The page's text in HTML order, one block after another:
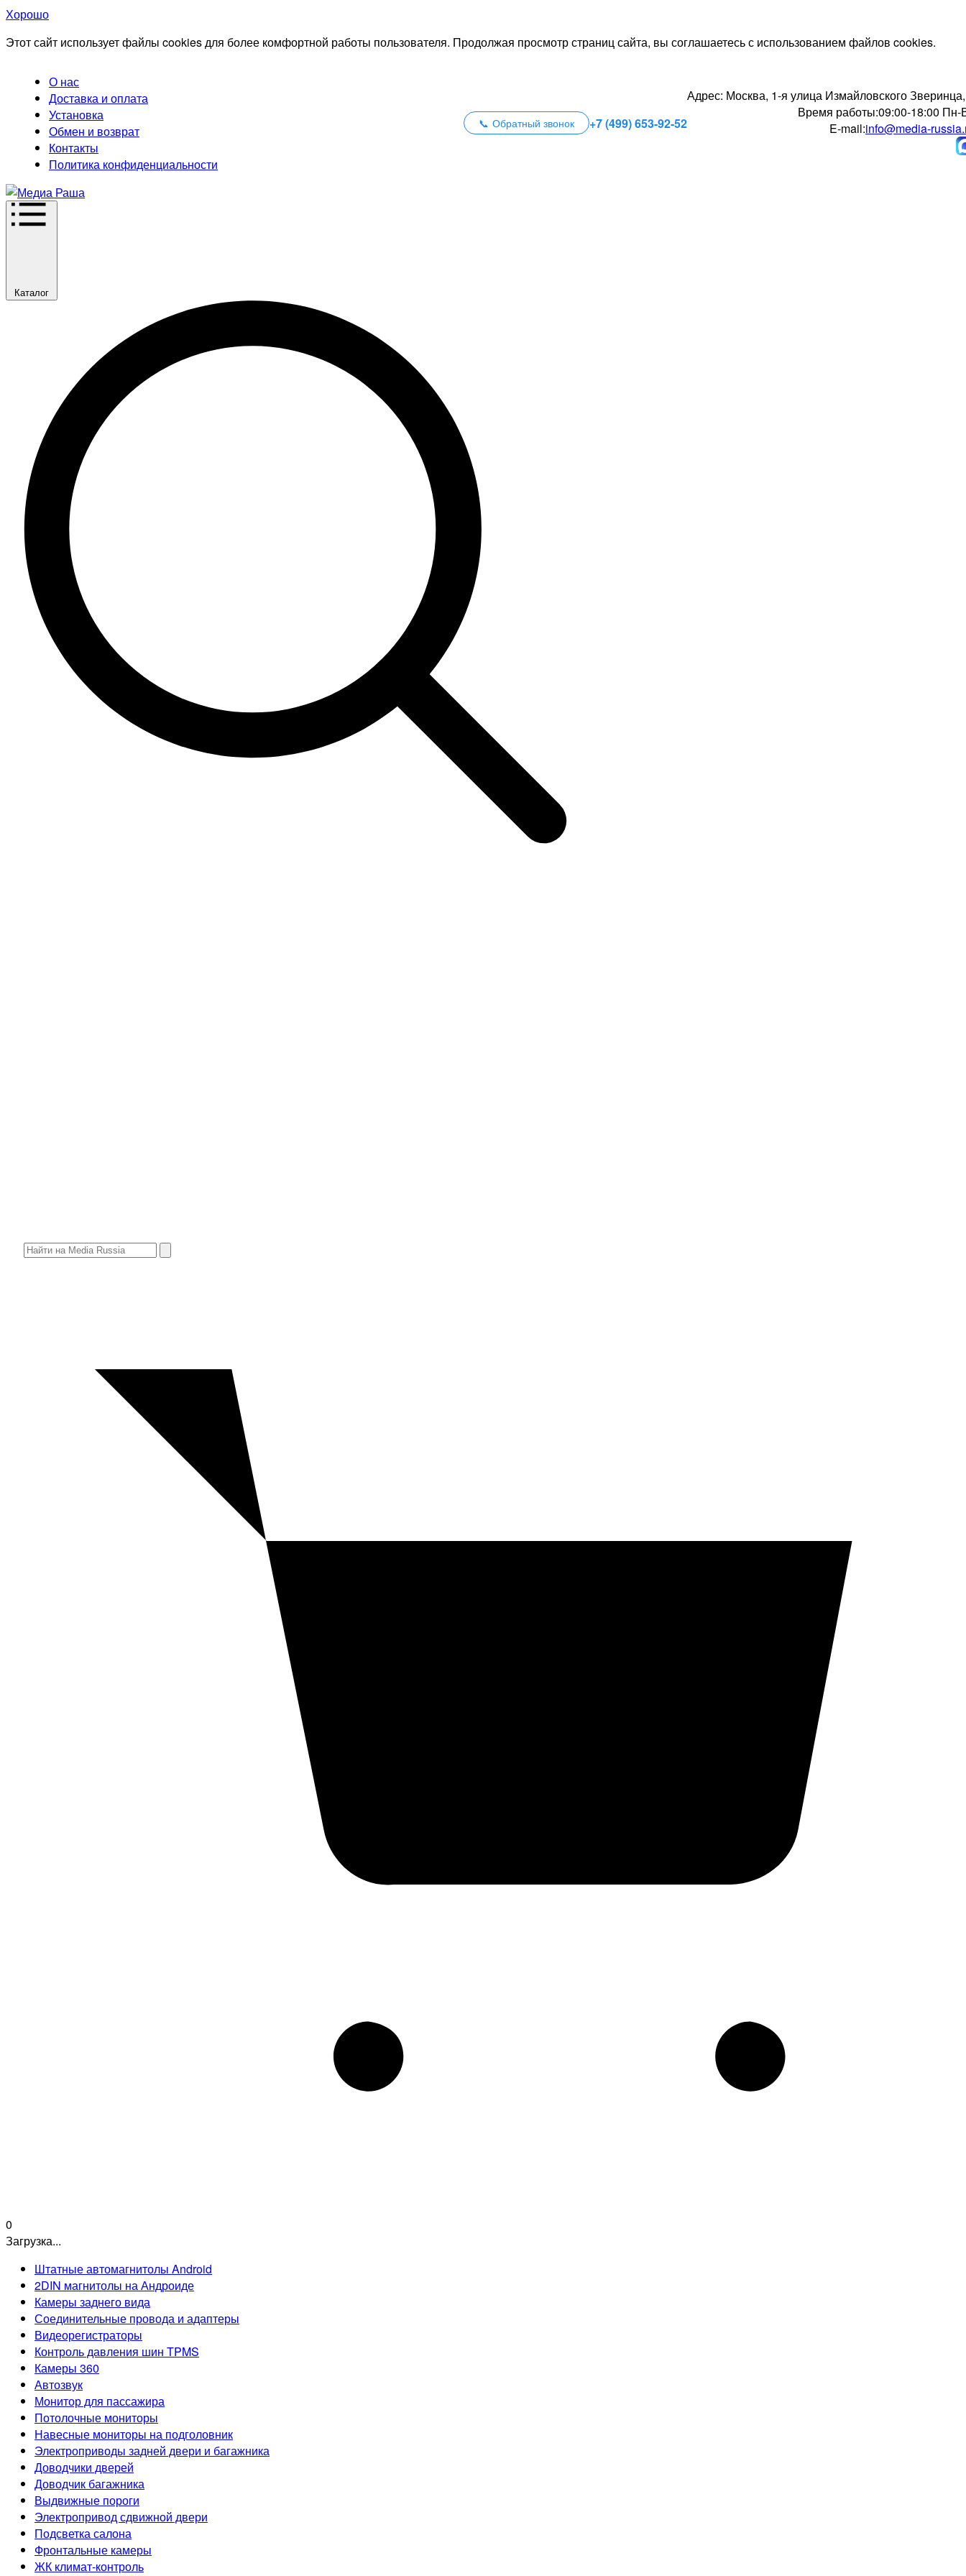
Хорошо
Этот сайт использует файлы cookies для более комфортной работы пользователя. Продолжая просмотр страниц сайта, вы соглашаетесь с использованием файлов cookies.
О нас
Доставка и оплата
Установка
Обмен и возврат
Контакты
Политика конфиденциальности
Обратный звонок +7 (499) 653-92-52
Адрес: Москва, 1-я улица Измайловского
Время работы:09:00-18:00 Пн-
E-mail:info@media-
Каталог
0
Загрузка...
Штатные автомагнитолы Android
2DIN магнитолы на Андроиде
Камеры заднего вида
Соединительные провода и адаптеры
Видеорегистраторы
Контроль давления шин TPMS
Камеры 360
Автозвук
Монитор для пассажира
Потолочные мониторы
Навесные мониторы на подголовник
Электроприводы задней двери и багажника
Доводчики дверей
Доводчик багажника
Выдвижные пороги
Электропривод сдвижной двери
Подсветка салона
Фронтальные камеры
ЖК климат-контроль